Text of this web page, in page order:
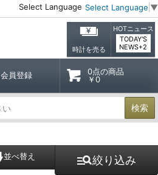
Select Language Select Language ▼
時計を売る
HOTニュース
TODAY'S
NEWS+2
会員登録
0点の商品
￥0
検索
並べ替え 絞り込み